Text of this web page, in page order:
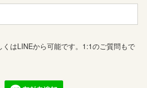
くはLINEから可能です。1:1のご質問もで